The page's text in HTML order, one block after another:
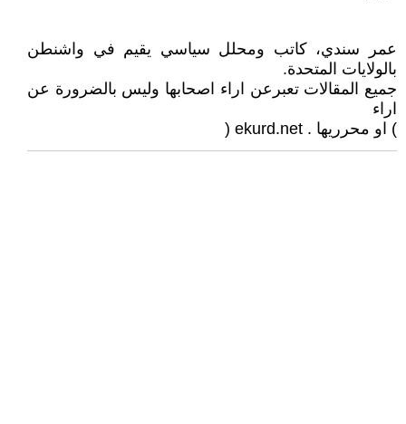
عمر سندي، كاتب ومحلل سياسي يقيم في واشنطن
بالولايات المتحدة.
جميع المقالات تعبرعن اراء اصحابها وليس بالضرورة عن
اراء
) او محرريها . ekurd.net (